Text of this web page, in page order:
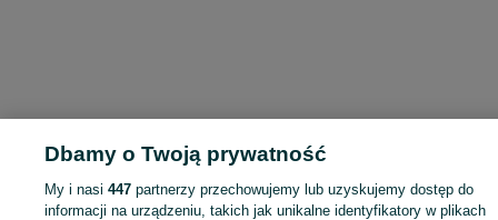
Dbamy o Twoją prywatność
My i nasi447 partnerzy przechowujemy lub uzyskujemy dostęp do
informacji na urządzeniu, takich jak unikalne identyfikatory w plikach